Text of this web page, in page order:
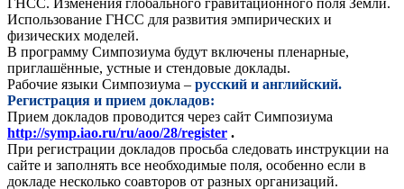
Использование ГНСС для развития эмпирических и
физических моделей.
В программу Симпозиума будут включены пленарные,
приглашённые, устные и стендовые доклады.
Рабочие языки Симпозиума – русский и английский.
Регистрация и прием докладов:
Прием докладов проводится через сайт Cимпозиума
http://symp.iao.ru/ru/aoo/28/register .
При регистрации докладов просьба следовать инструкции на
сайте и заполнять все необходимые поля, особенно если в
докладе несколько соавторов от разных организаций.